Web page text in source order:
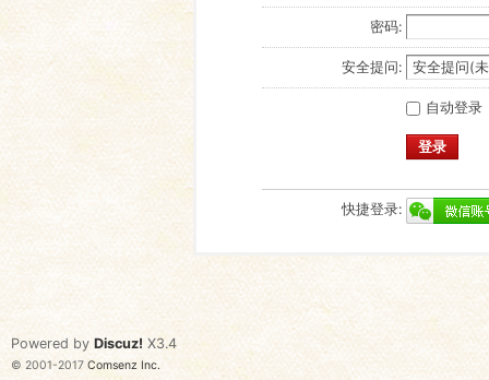
密码:
安全提问:
自动登录
登录
快捷登录:
Powered by Discuz! X3.4
© 2001-2017 Comsenz Inc.